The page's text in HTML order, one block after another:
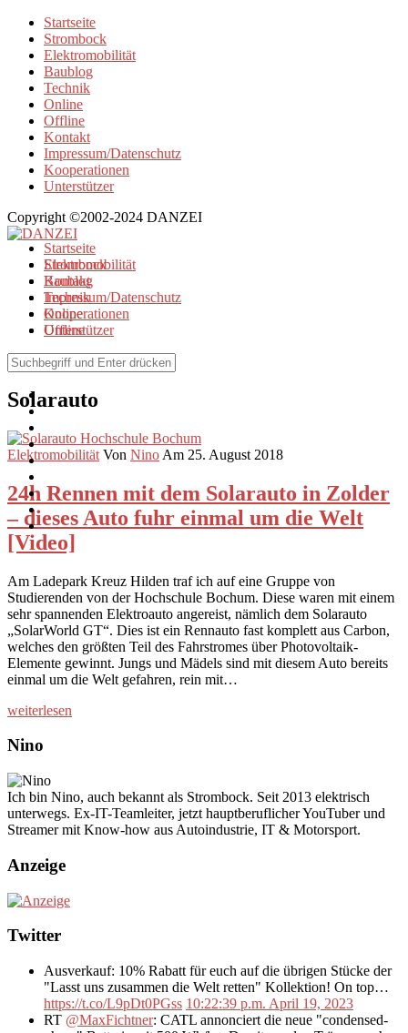
Startseite
Strombock
Elektromobilität
Baublog
Technik
Online
Offline
Kontakt
Impressum/Datenschutz
Kooperationen
Unterstützer
Copyright ©2002-2024 DANZEI
Startseite
Strombock
Kontakt
Impressum/Datenschutz
Kooperationen
Unterstützer
Elektromobilität
Baublog
Technik
Online
Offline
Browse Tag
Solarauto
Elektromobilität Von Nino Am 25. August 2018
24h Rennen mit dem Solarauto in Zolder
– dieses Auto fuhr einmal um die Welt
[Video]
Am Ladepark Kreuz Hilden traf ich auf eine Gruppe von
Studierenden von der Hochschule Bochum. Diese waren mit einem
sehr spannenden Elektroauto angereist, nämlich dem Solarauto
„SolarWorld GT“. Dies ist ein Rennauto fast komplett aus Carbon,
welches den größten Teil des Fahrstromes über Photovoltaik-
Elemente gewinnt. Jungs und Mädels sind mit diesem Auto bereits
einmal um die Welt gefahren, rein mit…
weiterlesen
Nino
Ich bin Nino, auch bekannt als Strombock. Seit 2013 elektrisch
unterwegs. Ex-IT-Teamleiter, jetzt hauptberuflicher YouTuber und
Streamer mit Know-how aus Autoindustrie, IT & Motorsport.
Anzeige
Twitter
Ausverkauf: 10% Rabatt für euch auf die übrigen Stücke der
"Lasst uns zusammen die Welt retten" Kollektion! On top…
https://t.co/L9pDt0PGss 10:22:39 p.m. April 19, 2023
RT @MaxFichtner: CATL annonciert die neue "condensed-